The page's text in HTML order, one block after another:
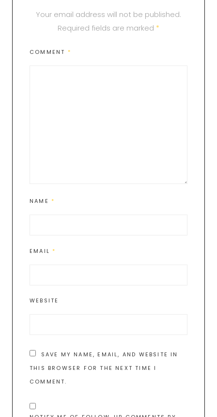
Your email address will not be published.
Required fields are marked *
COMMENT *
NAME *
EMAIL *
WEBSITE
SAVE MY NAME, EMAIL, AND WEBSITE IN
THIS BROWSER FOR THE NEXT TIME I
COMMENT.